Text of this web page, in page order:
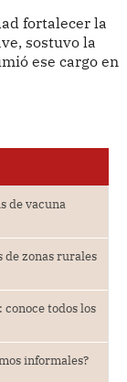
fortalecer la
sostuvo la
ese cargo en
de vacuna
de zonas rurales
conoce todos los
informales?